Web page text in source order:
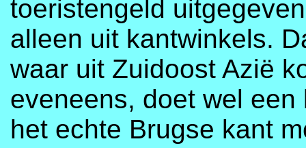
toeristengeld
alleen uit kantwinkels.
waar uit Zuidoost Azië
eveneens, doet wel
het echte Brugse kant